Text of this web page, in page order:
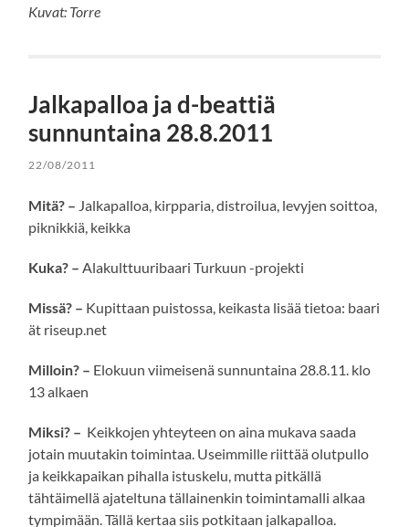
Kuvat: Torre
Jalkapalloa ja d-beattiä
sunnuntaina 28.8.2011
22/08/2011
Mitä? – Jalkapalloa, kirpparia, distroilua, levyjen soittoa,
piknikkiä, keikka
Kuka? –Alakulttuuribaari Turkuun -projekti
Missä? – Kupittaan puistossa, keikasta lisää tietoa: baari
ät riseup.net
Milloin? – Elokuun viimeisenä sunnuntaina 28.8.11. klo
13 alkaen
Miksi? – Keikkojen yhteyteen on aina mukava saada
jotain muutakin toimintaa. Useimmille riittää olutpullo
ja keikkapaikan pihalla istuskelu, mutta pitkällä
tähtäimellä ajateltuna tällainenkin toimintamalli alkaa
tympimään. Tällä kertaa siis potkitaan jalkapalloa.